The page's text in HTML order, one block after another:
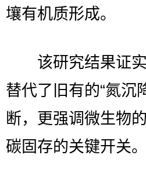
壤有机质形成。
该研究结果证实
替代了旧有的“氮沉
断，更强调微生物
碳固存的关键开关。